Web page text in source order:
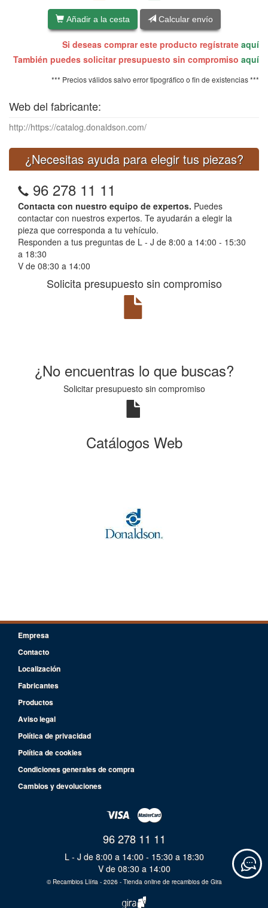
Añadir a la cesta Calcular envío
Si deseas comprar este producto regístrate aquí
También puedes solicitar presupuesto sin compromiso aquí
*** Precios válidos salvo error tipográfico o fin de existencias ***
Web del fabricante:
http://https://catalog.donaldson.com/
¿Necesitas ayuda para elegir tus piezas?
96 278 11 11
Contacta con nuestro equipo de expertos. Puedes
contactar con nuestros expertos. Te ayudarán a elegir la
pieza que corresponda a tu vehículo.
Responden a tus preguntas de L - J de 8:00 a 14:00 - 15:30
a 18:30
V de 08:30 a 14:00
Solicita presupuesto sin compromiso
¿No encuentras lo que buscas?
Solicitar presupuesto sin compromiso
Catálogos Web
Empresa
Contacto
Localización
Fabricantes
Productos
Aviso legal
Política de privacidad
Política de cookies
Condiciones generales de compra
Cambios y devoluciones
96 278 11 11
L - J de 8:00 a 14:00 - 15:30 a 18:30
V de 08:30 a 14:00
© Recambios Llíria- 2026 - Tienda online de recambios de Gira